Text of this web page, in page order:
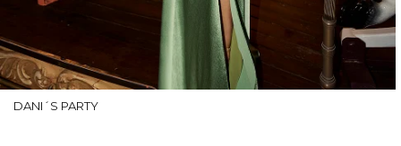
DANI´S PARTY